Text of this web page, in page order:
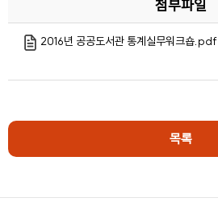
첨부파일
2016년 공공도서관 통계실무워크숍.pdf
목록